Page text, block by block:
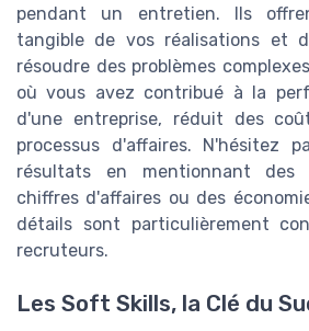
pendant un entretien. Ils
tangible de vos réalisations et
résoudre des problèmes
où vous avez contribué à la
d'une entreprise, réduit des
processus d'affaires. N'hésitez
résultats en mentionnant des
chiffres d'affaires ou des
détails sont particulièrement
recruteurs.
Les Soft Skills, la Clé du